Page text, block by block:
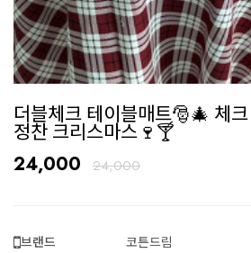
더블체크 테이블매트🎅🎄 체
정찬 크리스마스🍷🍸
24,000 24,000
브랜드
코튼드림